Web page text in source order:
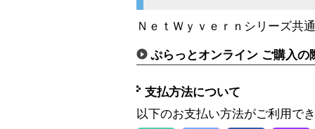
ＮｅｔＷｙｖｅｒｎシリーズ共
ぷらっとオンライン ご購入の
支払方法について
以下のお支払い方法がご利用で